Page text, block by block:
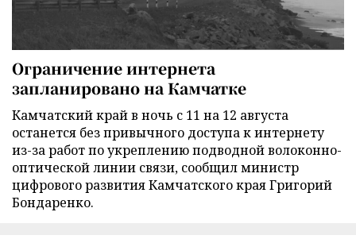
Ограничение интернета
запланировано на Камчатке
Камчатский край в ночь с 11 на 12 августа
останется без привычного доступа к интернету
из-за работ по укреплению подводной волоконно-
оптической линии связи, сообщил министр
цифрового развития Камчатского края Григорий
Бондаренко.